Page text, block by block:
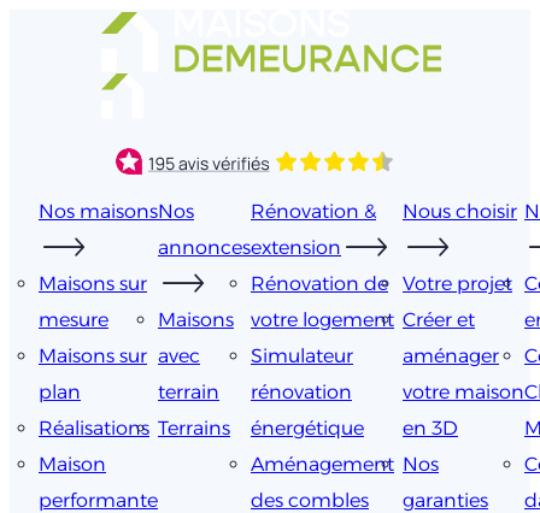
Nos maisons
Maisons sur
mesure
Maisons sur
plan
Réalisations
Maison
performante
Nos
annonces
Maisons
avec
terrain
Terrains
Rénovation &
extension
Rénovation de
votre logement
Simulateur
rénovation
énergétique
Aménagement
des combles
Nous choisir
Votre projet
Créer et
aménager
votre maison
en 3D
Nos
garanties